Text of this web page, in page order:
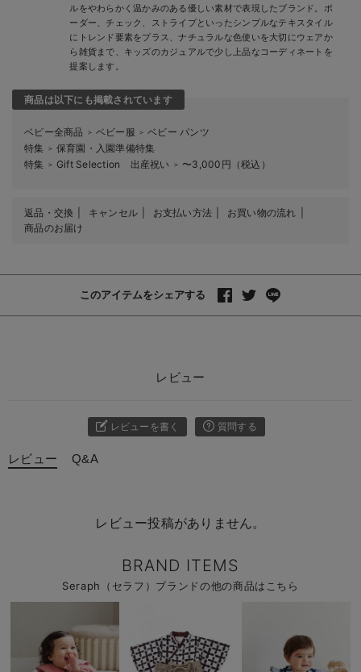
ルをやわらかく温かみのある優しい素材で表現したブランド。ボ
ーダー、チェック、ストライプといったシンプルなテキスタイル
にトレンド要素をプラス、ナチュラルな色使いを大切にウェアか
ら雑貨まで、キッズのカジュアルで少し上品なコーディネートを
提案します。
商品は以下にも掲載されています
ベビー全商品 ＞ ベビー服 ＞ ベビー パンツ
特集
＞ 保育園・入園準備特集
特集
＞ Gift Selection 出産祝い ＞ 〜3,000円（税込）
返品・交換 キャンセル お支払い方法
お買い物の流れ
商品のお届け
このアイテムをシェアする
レビュー
レビューを書く 質問する
レビュー Q&A
レビュー投稿がありません。
BRAND ITEMS
Seraph（セラフ）ブランドの他の商品はこちら